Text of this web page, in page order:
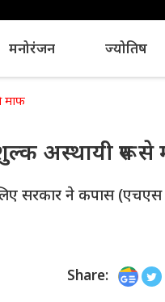
मनोरंजन ज्योतिष
माफ
अस्थायी रूप से
लिए सरकार ने कपास
Share: